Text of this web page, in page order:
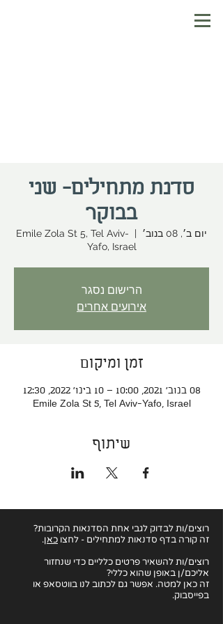
סדנת מתחילים- שני
בבוקר
יום ב׳, 08 בנוב׳
  |
Emile Zola St 5, Tel Aviv-
Yafo, Israel
הרישום נסגר
אירועים אחרים
זמן ומיקום
08 בנוב׳ 2021, 10:00 – 10 בינו׳ 2022, 12:30
Emile Zola St 5, Tel Aviv-Yafo, Israel
שיתוף
רוצים/ות לבדוק לגבי אחת הסדנאות הקרובות?
זה קורה בדף סדנאות למתחילים - לחצו כאן.
רוצים/ות להשאיר פרטים כלליים כדי שנחזור
אליכם/ן באופן שהוא כללי?
זה כאן למטה. אפשר גם לכתוב לנו בווטסאפ או
בפייסבוק.